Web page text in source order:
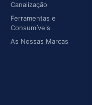
Canalização
Ferramentas e
Consumíveis
As Nossas Marcas